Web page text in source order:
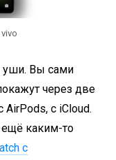
уши. Вы сами
через две
AirPods, с iCloud.
ещё каким-то
с